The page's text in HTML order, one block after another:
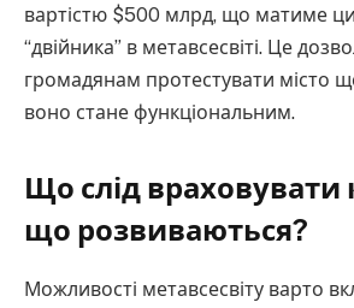
вартістю $500 млрд, що матиме
“двійника” в метавсесвіті. Це
громадянам протестувати місто
воно стане функціональним.
Що слід враховувати
що розвиваються?
Можливості метавсесвіту варто